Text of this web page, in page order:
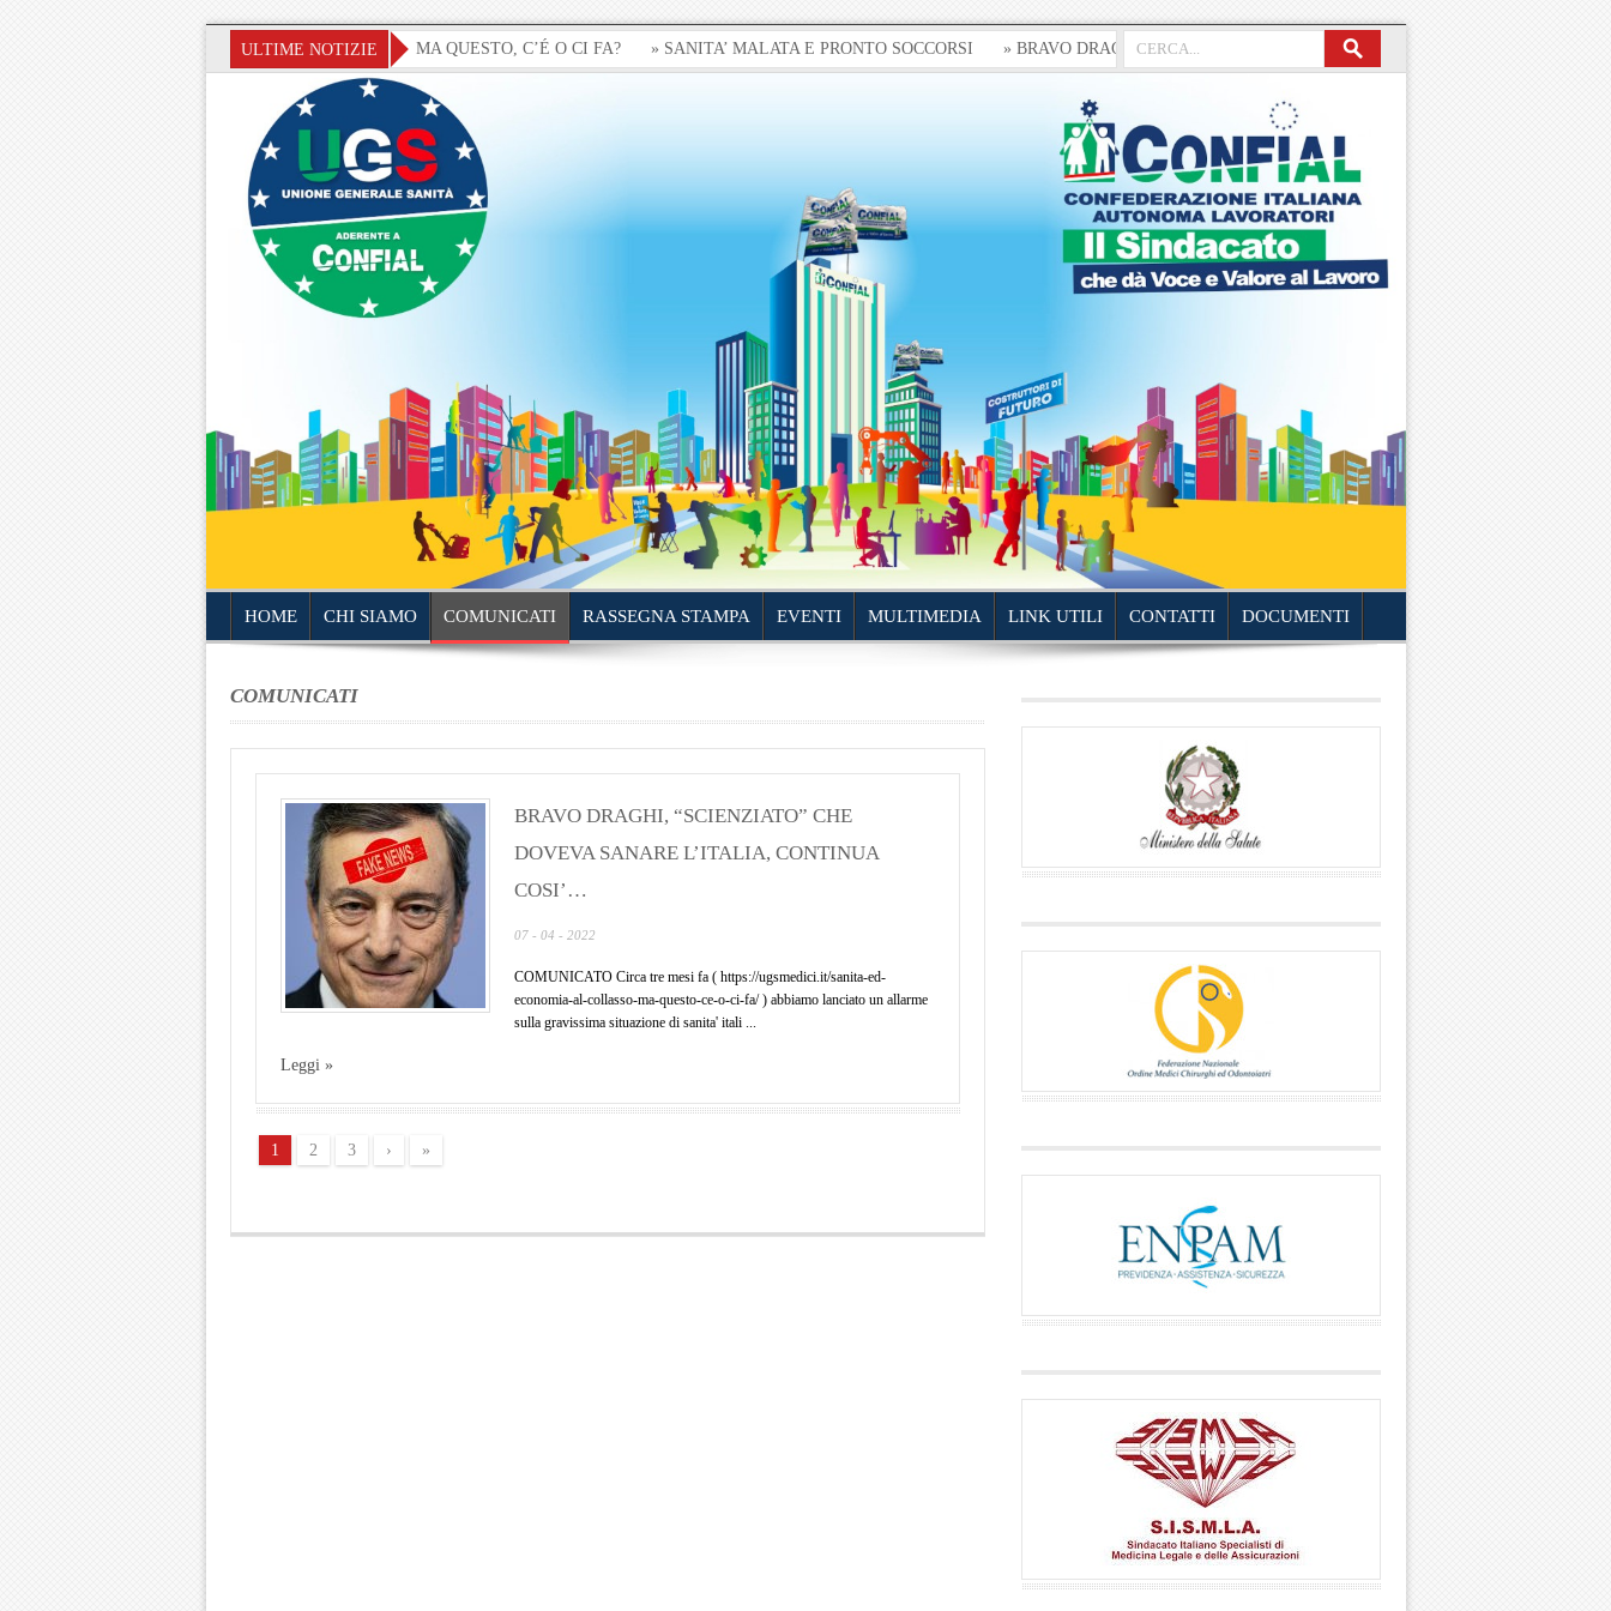
ULTIME NOTIZIE
» SANITA’ ED ECONOMIA AL COLLASSO, MA QUESTO, C’É O CI FA? » SANITA’ MALATA E PRONTO SOCCORSI » BRAVO DRAGHI, “SCIENZIATO” CHE DOVEVA SANARE L’ITALIA, CONTINUA
HOME CHI SIAMO COMUNICATI RASSEGNA STAMPA EVENTI MULTIMEDIA LINK UTILI CONTATTI DOCUMENTI
COMUNICATI
BRAVO DRAGHI, “SCIENZIATO” CHE
DOVEVA SANARE L’ITALIA, CONTINUA
COSI’…
07 - 04 - 2022
COMUNICATO Circa tre mesi fa ( https://ugsmedici.it/sanita-ed-
economia-al-collasso-ma-questo-ce-o-ci-fa/ ) abbiamo lanciato un allarme
sulla gravissima situazione di sanita' itali ...
Leggi »
1 2 3 › »